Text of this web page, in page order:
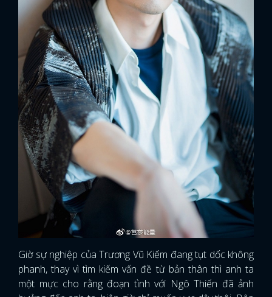
Giờ sự nghiệp của Trương Vũ Kiếm đang tụt dốc không
phanh, thay vì tìm kiếm vấn đề từ bản thân thì anh ta
một mực cho rằng đoạn tình với Ngô Thiến đã ảnh